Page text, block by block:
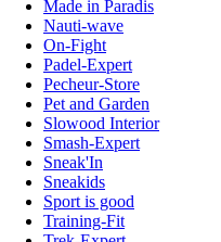
Made in Paradis
Nauti-wave
On-Fight
Padel-Expert
Pecheur-Store
Pet and Garden
Slowood Interior
Smash-Expert
Sneak'In
Sneakids
Sport is good
Training-Fit